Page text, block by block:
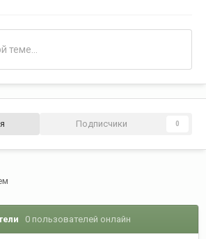
теме...
Подписчики 0
0 пользователей онлайн